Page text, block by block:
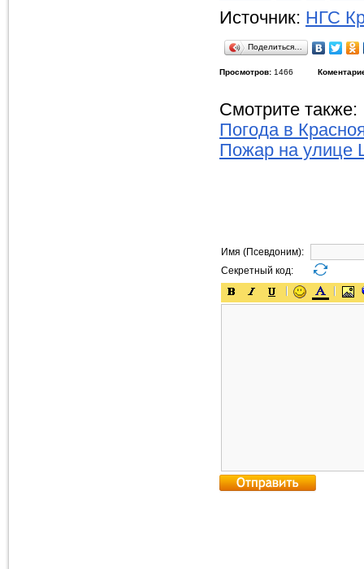
Источник: НГС
Поделиться…
Просмотров: 1466
Смотрите также:
Погода в
Пожар на улице
Имя (Псевдоним):
Секретный код: